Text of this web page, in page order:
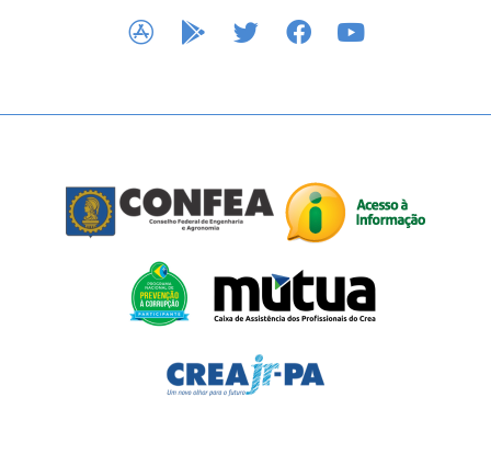
APP STOREGOOGLE PLAY
TWITTERFACEBOOK